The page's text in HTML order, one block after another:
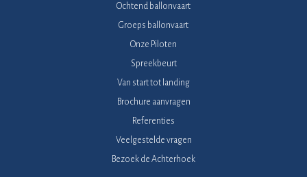
Ochtend ballonvaart
Groeps ballonvaart
Onze Piloten
Spreekbeurt
Van start tot landing
Brochure aanvragen
Referenties
Veelgestelde vragen
Bezoek de Achterhoek